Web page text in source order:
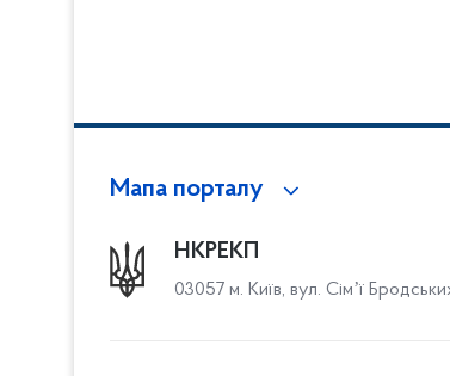
Мапа порталу
НКРЕКП
03057 м. Київ, вул. Сімʼї